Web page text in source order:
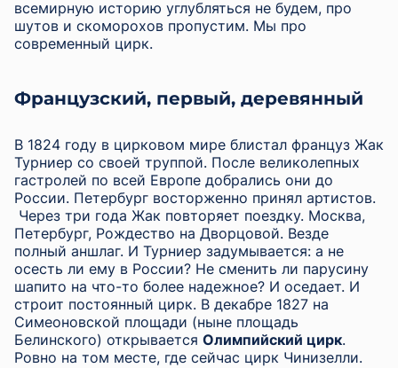
всемирную историю углубляться не будем, про
шутов и скоморохов пропустим. Мы про
современный цирк.
Французский, первый, деревянный
В 1824 году в цирковом мире блистал француз Жак
Турниер со своей труппой. После великолепных
гастролей по всей Европе добрались они до
России. Петербург восторженно принял артистов.
Через три года Жак повторяет поездку. Москва,
Петербург, Рождество на Дворцовой. Везде
полный аншлаг. И Турниер задумывается: а не
осесть ли ему в России? Не сменить ли парусину
шапито на что-то более надежное? И оседает. И
строит постоянный цирк. В декабре 1827 на
Симеоновской площади (ныне площадь
Белинского) открывается Олимпийский цирк.
Ровно на том месте, где сейчас цирк Чинизелли.